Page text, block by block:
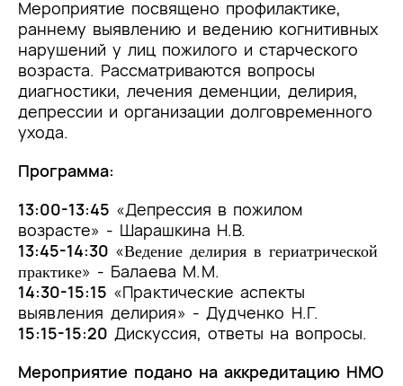
Мероприятие посвящено профилактике,
раннему выявлению и ведению когнитивных
нарушений у лиц пожилого и старческого
возраста. Рассматриваются вопросы
диагностики, лечения деменции, делирия,
депрессии и организации долговременного
ухода.
Программа:
13:00-13:45 «Депрессия в пожилом
возрасте» - Шарашкина Н.В.
13:45-14:30 «Ведение делирия в гериатрической
практике» - Балаева М.М.
14:30-15:15 «Практические аспекты
выявления делирия» - Дудченко Н.Г.
15:15-15:20 Дискуссия, ответы на вопросы.
Мероприятие подано на аккредитацию НМО